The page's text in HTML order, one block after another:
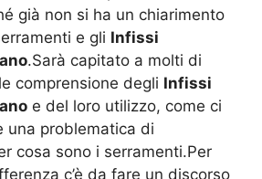
già non si ha un chiarimento
e gli Infissi
.Sarà capitato a molti di
comprensione degli Infissi
e del loro utilizzo, come ci
una problematica di
cosa sono i serramenti.Per
c’è da fare un discorso